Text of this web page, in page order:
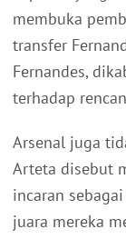
membuka
transfer
Fernandes,
terhadap
Arsenal juga
Arteta disebut
incaran
juara mereka